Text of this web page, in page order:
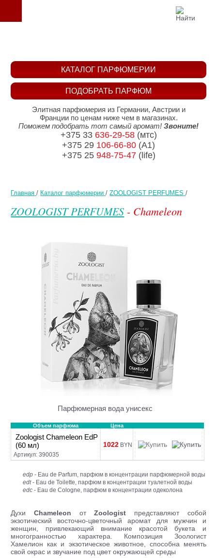
Главная / Каталог парфюмерии /ZOOLOGIST PERFUMES /
ZOOLOGIST PERFUMES - Chameleon
Парфюмерная вода унисекс
Объем парфюма Цена
Zoologist Chameleon EdP
(60 мл)
Артикул: 390035
1022 BYN
edp - Eau de Parfum, парфюм в концентрации парфюмерной воды
edt- Eau de Toilette, парфюм в концентрации туалетной воды
edc - Eau de Cologne, парфюм в концентрации одеколона
ДухиChameleon отZoologist представляют собой
экзотический восточно-цветочный аромат для мужчин и
женщин, привлекающий внимание красотой букета и
многогранностью характера. Композиция Зоологист
Хамелион как и экзотическое животное, способна менять
свой окрас и звучание под цвет окружающей среды
ПОДОБРАТЬ ПАРФЮМ
КАТАЛОГ ПАРФЮМЕРИИ
Элитная парфюмерия из Германии, Австрии и
Франции по ценам ниже чем в магазинах.
Поможем подобрать тот самый аромат! Звоните!
+375 33 636-29-58(мтс)
+375 29 106-66-80 (A1)
+375 25 948-75-47(life)